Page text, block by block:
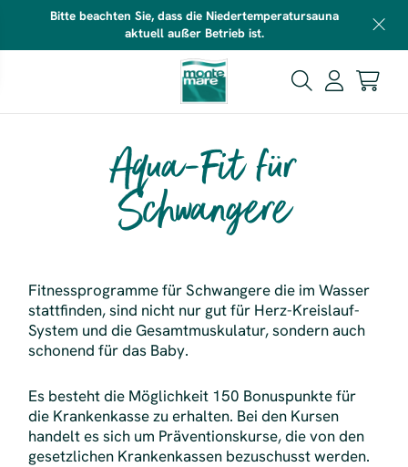
Bitte beachten Sie, dass die Niedertemperatursauna
aktuell außer Betrieb ist.
Aqua-Fit für
Schwangere
Fitnessprogramme für Schwangere die im Wasser
stattfinden, sind nicht nur gut für Herz-Kreislauf-
System und die Gesamtmuskulatur, sondern auch
schonend für das Baby.
Es besteht die Möglichkeit 150 Bonuspunkte für
die Krankenkasse zu erhalten. Bei den Kursen
handelt es sich um Präventionskurse, die von den
gesetzlichen Krankenkassen bezuschusst werden.